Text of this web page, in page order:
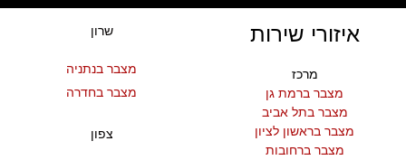
איזורי שירות
מרכז
מצבר ברמת גן
מצבר בתל אביב
מצבר בראשון לציון
מצבר ברחובות
שרון
מצבר בנתניה
מצבר בחדרה
צפון